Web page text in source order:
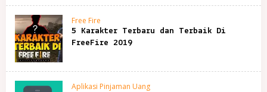
Free Fire
5 Karakter Terbaru dan Terbaik Di
FreeFire 2019
Aplikasi Pinjaman Uang